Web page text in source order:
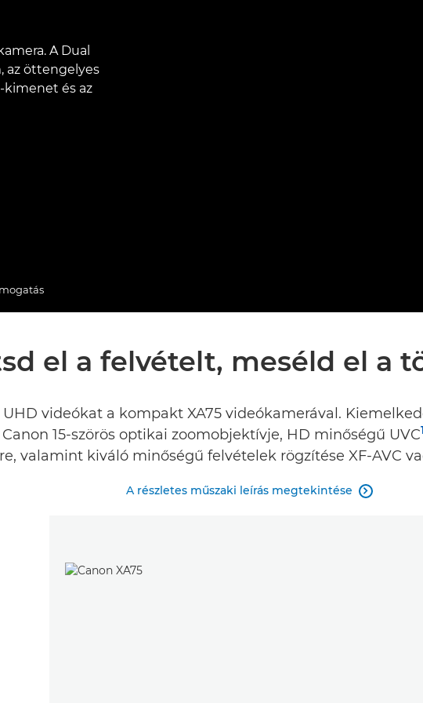
A Dual
az öttengelyes
kimenet és az
el a felvételt, meséld el a
videókat a kompakt XA75 videókamerával.
Canon 15-szörös optikai zoomobjektívje, HD minőségű UVC1
valamint kiváló minőségű felvételek rögzítése XF-AVC
A részletes műszaki leírás megtekintése 